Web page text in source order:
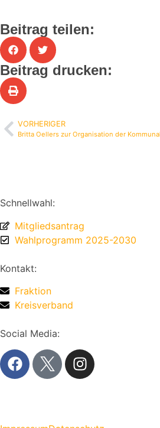
Beitrag teilen:
Beitrag drucken:
VORHERIGER
Britta Oellers zur Organisation der
Schnellwahl:
Mitgliedsantrag
Wahlprogramm 2025-2030
Kontakt:
Fraktion
Kreisverband
Social Media: